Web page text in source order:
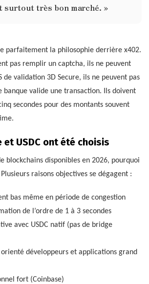
surtout très bon marché. »
parfaitement la philosophie derrière x402.
pas remplir un captcha, ils ne peuvent
de validation 3D Secure, ils ne peuvent pas
banque valide une transaction. Ils doivent
secondes pour des montants souvent
et USDC ont été choisis
blockchains disponibles en 2026, pourquoi
raisons objectives se dégagent :
bas même en période de congestion
de l’ordre de 1 à 3 secondes
avec USDC natif (pas de bridge
orienté développeurs et applications grand
fort (Coinbase)